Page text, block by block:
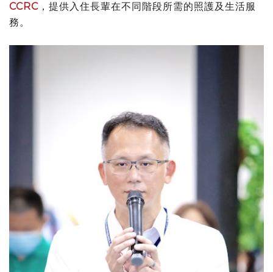
CCRC ，提供入住長輩在不同階段所需的照護及生活服
務。